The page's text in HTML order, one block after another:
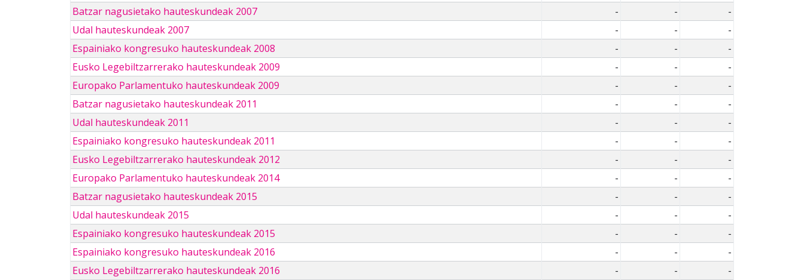
Batzar nagusietako hauteskundeak 2007
- -
-
Udal hauteskundeak 2007
- -
-
Espainiako kongresuko hauteskundeak 2008
- -
-
Eusko Legebiltzarrerako hauteskundeak 2009
- -
-
Europako Parlamentuko hauteskundeak 2009
- -
-
Batzar nagusietako hauteskundeak 2011
- -
-
Udal hauteskundeak 2011
- -
-
Espainiako kongresuko hauteskundeak 2011
- -
-
Eusko Legebiltzarrerako hauteskundeak 2012
- -
-
Europako Parlamentuko hauteskundeak 2014
- -
-
Batzar nagusietako hauteskundeak 2015
- -
-
Udal hauteskundeak 2015
- -
-
Espainiako kongresuko hauteskundeak 2015
- -
-
Espainiako kongresuko hauteskundeak 2016
- -
-
Eusko Legebiltzarrerako hauteskundeak 2016
- -
-